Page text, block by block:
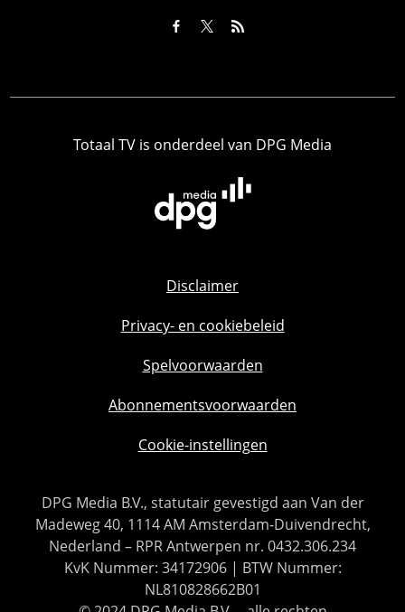
Totaal TV is onderdeel van DPG Media
Disclaimer
Privacy- en cookiebeleid
Spelvoorwaarden
Abonnementsvoorwaarden
Cookie-instellingen
DPG Media B.V., statutair gevestigd aan Van der
Madeweg 40, 1114 AM Amsterdam-Duivendrecht,
Nederland – RPR Antwerpen nr. 0432.306.234
KvK Nummer: 34172906 | BTW Nummer:
NL810828662B01